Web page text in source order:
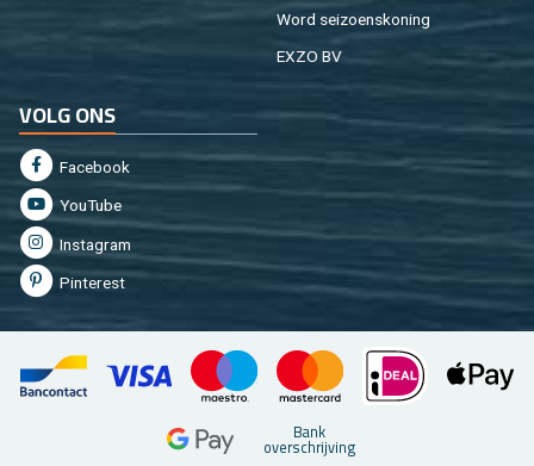
Word sei­zoens­ko­ning
EXZO BV
VOLG ONS
Fa­cebook
You­Tu­be
In­st­agram
Pin­te­rest
Bank
over­schrij­ving